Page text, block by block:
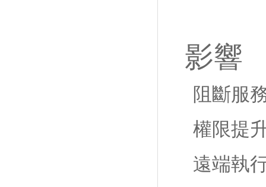
影響
阻斷服
權限提
遠端執